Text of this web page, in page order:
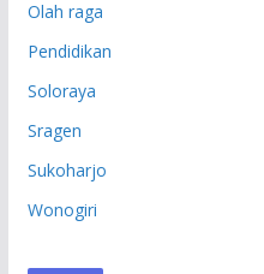
Olah raga
Pendidikan
Soloraya
Sragen
Sukoharjo
Wonogiri